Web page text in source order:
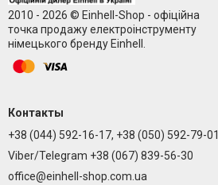
2010 - 2026 © Einhell-Shop - офіційна
точка продажу електроінструменту
німецького бренду Einhell.
Контакты
+38 (044) 592-16-17, +38 (050) 592-79-01
Viber/Telegram +38 (067) 839-56-30
office@einhell-shop.com.ua